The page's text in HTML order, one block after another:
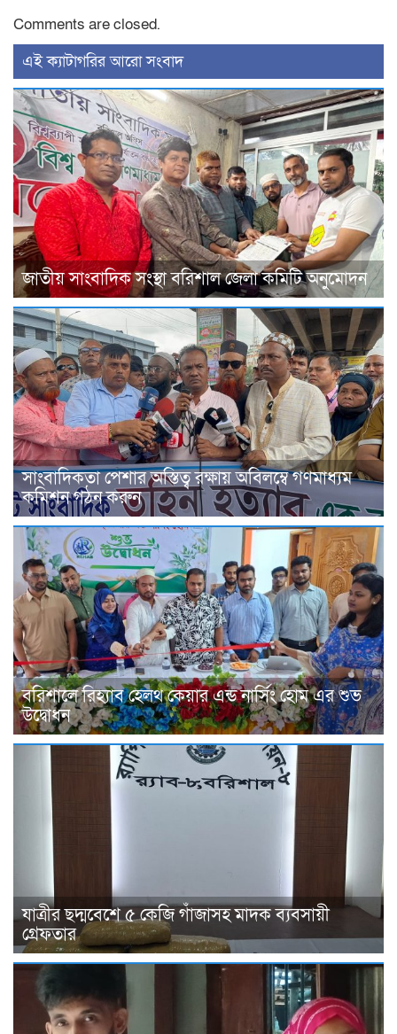
Comments are closed.
‍এই ক্যাটাগরির ‍আরো সংবাদ
জাতীয় সাংবাদিক সংস্থা বরিশাল জেলা কমিটি অনুমোদন
সাংবাদিকতা পেশার অস্তিত্ব রক্ষায় অবিলম্বে গণমাধ্যম
কমিশন গঠন করুন
বরিশালে রিহ্যাব হেলথ কেয়ার এন্ড নার্সিং হোম এর শুভ
উদ্বোধন
যাত্রীর ছদ্মবেশে ৫ কেজি গাঁজাসহ মাদক ব্যবসায়ী
গ্রেফতার